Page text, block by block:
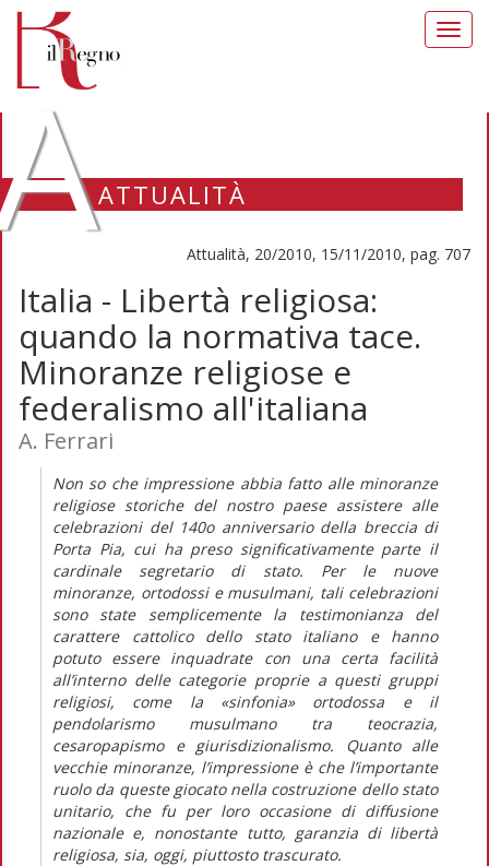
ATTUALITÀ
Attualità, 20/2010, 15/11/2010, pag. 707
Italia - Libertà religiosa:
quando la normativa tace.
Minoranze religiose e
federalismo all'italiana
A. Ferrari
Non so che impressione abbia fatto alle minoranze
religiose storiche del nostro paese assistere alle
celebrazioni del 140o anniversario della breccia di
Porta Pia, cui ha preso significativamente parte il
cardinale segretario di stato. Per le nuove
minoranze, ortodossi e musulmani, tali celebrazioni
sono state semplicemente la testimonianza del
carattere cattolico dello stato italiano e hanno
potuto essere inquadrate con una certa facilità
all’interno delle categorie proprie a questi gruppi
religiosi, come la «sinfonia» ortodossa e il
pendolarismo musulmano tra teocrazia,
cesaropapismo e giurisdizionalismo. Quanto alle
vecchie minoranze, l’impressione è che l’importante
ruolo da queste giocato nella costruzione dello stato
unitario, che fu per loro occasione di diffusione
nazionale e, nonostante tutto, garanzia di libertà
religiosa, sia, oggi, piuttosto trascurato.